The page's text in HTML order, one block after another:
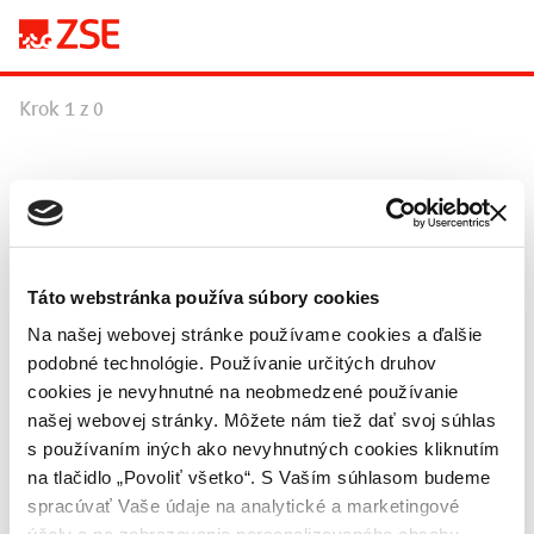
Táto webstránka používa súbory cookies
Na našej webovej stránke používame cookies a ďalšie
podobné technológie. Používanie určitých druhov
cookies je nevyhnutné na neobmedzené používanie
našej webovej stránky. Môžete nám tiež dať svoj súhlas
s používaním iných ako nevyhnutných cookies kliknutím
na tlačidlo „Povoliť všetko“. S Vaším súhlasom budeme
spracúvať Vaše údaje na analytické a marketingové
Krok 1 z 0